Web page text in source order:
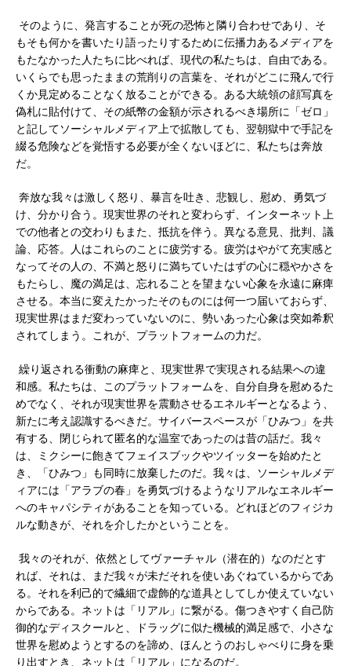
そのように、発言することが死の恐怖と隣り合わせであり、そ
もそも何かを書いたり語ったりするために伝播力あるメディアを
もたなかった人たちに比べれば、現代の私たちは、自由である。
いくらでも思ったままの荒削りの言葉を、それがどこに飛んで行
くか見定めることなく放ることができる。ある大統領の顔写真を
偽札に貼付けて、その紙幣の金額が示されるべき場所に「ゼロ」
と記してソーシャルメディア上で拡散しても、翌朝獄中で手記を
綴る危険などを覚悟する必要が全くないほどに、私たちは奔放
だ。
奔放な我々は激しく怒り、暴言を吐き、悲観し、慰め、勇気づ
け、分かり合う。現実世界のそれと変わらず、インターネット上
での他者との交わりもまた、抵抗を伴う。異なる意見、批判、議
論、応答。人はこれらのことに疲労する。疲労はやがて充実感と
なってその人の、不満と怒りに満ちていたはずの心に穏やかさを
もたらし、魔の満足は、忘れることを望まない心象を永遠に麻痺
させる。本当に変えたかったそのものには何一つ届いておらず、
現実世界はまだ変わっていないのに、勢いあった心象は突如希釈
されてしまう。これが、プラットフォームの力だ。
繰り返される衝動の麻痺と、現実世界で実現される結果への違
和感。私たちは、このプラットフォームを、自分自身を慰めるた
めでなく、それが現実世界を震動させるエネルギーとなるよう、
新たに考え認識するべきだ。サイバースペースが「ひみつ」を共
有する、閉じられて匿名的な温室であったのは昔の話だ。我々
は、ミクシーに飽きてフェイスブックやツイッターを始めたと
き、「ひみつ」も同時に放棄したのだ。我々は、ソーシャルメデ
ィアには「アラブの春」を勇気づけるようなリアルなエネルギー
へのキャパシティがあることを知っている。どれほどのフィジカ
ルな動きが、それを介したかということを。
我々のそれが、依然としてヴァーチャル（潜在的）なのだとす
れば、それは、まだ我々が未だそれを使いあぐねているからであ
る。それを利己的で繊細で虚飾的な道具としてしか使えていない
からである。ネットは「リアル」に繋がる。傷つきやすく自己防
御的なディスクールと、ドラッグに似た機械的満足感で、小さな
世界を慰めようとするのを諦め、ほんとうのおしゃべりに身を乗
り出すとき、ネットは「リアル」になるのだ。